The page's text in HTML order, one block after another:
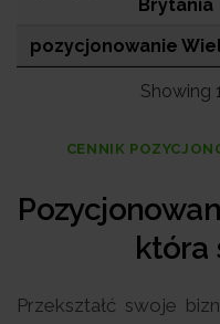
Brytania
pozycjonowanie
Showing
CENNIK
która
Przekształć swoje